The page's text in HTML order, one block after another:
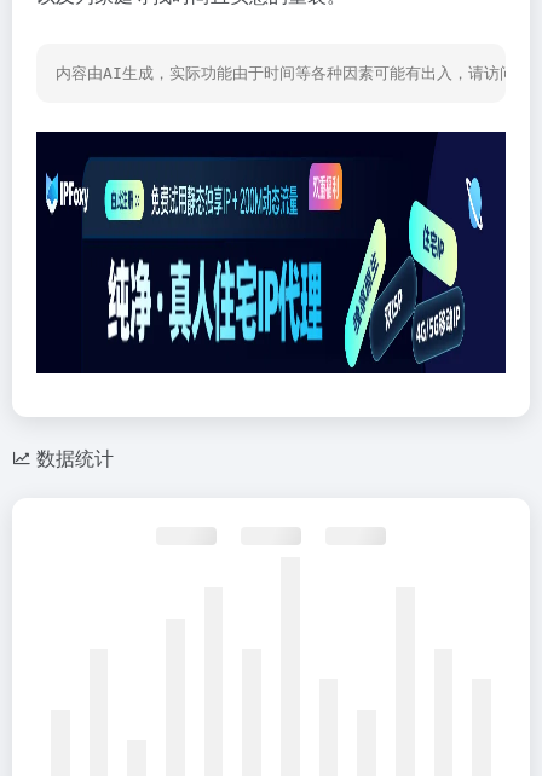
内容由AI生成，实际功能由于时间等各种因素可能有出入，请访问网
数据统计